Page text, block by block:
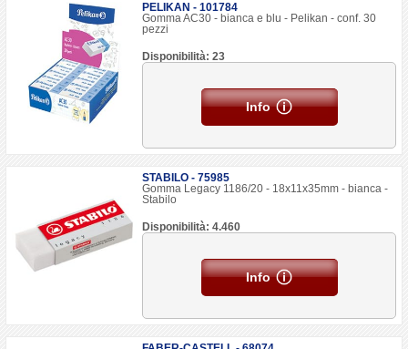
PELIKAN - 101784
Gomma AC30 - bianca e blu - Pelikan - conf. 30
pezzi
Disponibilità: 23
Info
STABILO - 75985
Gomma Legacy 1186/20 - 18x11x35mm - bianca -
Stabilo
Disponibilità: 4.460
Info